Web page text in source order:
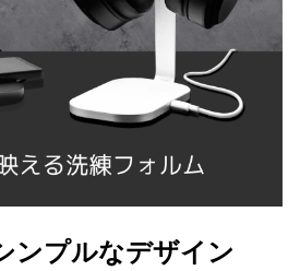
ンプルなデザイン